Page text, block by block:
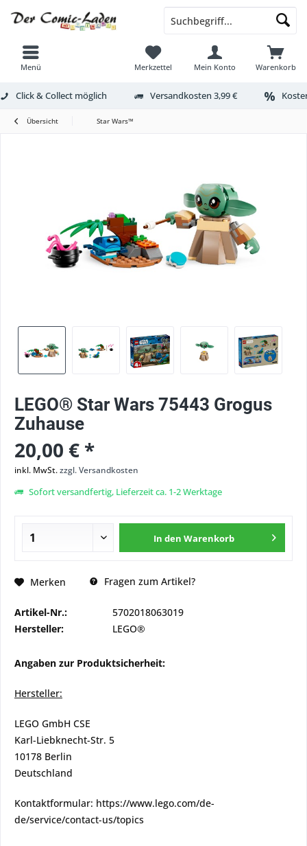
Menü Warenkorb
Merkzettel Mein Konto
Click & Collect möglich Versandkosten 3,99 €
Übersicht Star Wars™
LEGO® Star Wars 75443 Grogus
Zuhause
20,00 € *
inkl. MwSt.zzgl. Versandkosten
Sofort versandfertig, Lieferzeit ca. 1-2 Werktage
In den Warenkorb
Merken Fragen zum Artikel?
Artikel-Nr.:
5702018063019
Hersteller:
LEGO®
Angaben zur Produktsicherheit:
Hersteller:
LEGO GmbH CSE
Karl-Liebknecht-Str. 5
10178 Berlin
Deutschland
Kontaktformular: https://www.lego.com/de-
de/service/contact-us/topics